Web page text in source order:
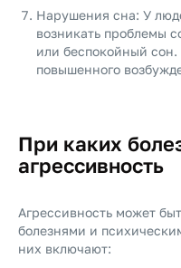
Нарушения сна: У
возникать проблемы
или беспокойный
повышенного
При каких
агрессивность
Агрессивность может
болезнями и
них включают: